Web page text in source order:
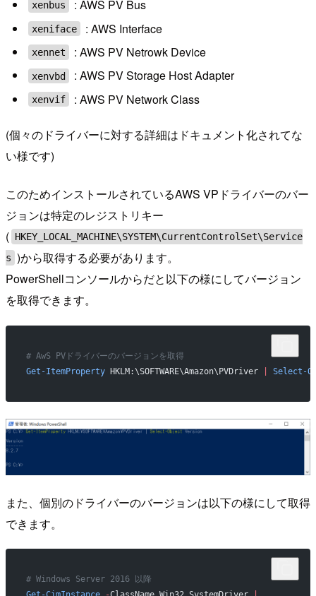
xenbus : AWS PV Bus
xeniface : AWS Interface
xennet : AWS PV Netrowk Device
xenvbd : AWS PV Storage Host Adapter
xenvif : AWS PV Network Class
(個々のドライバーに対する詳細はドキュメント化されてな
い様です)
このためインストールされているAWS VPドライバーのバー
ジョンは特定のレジストリキー
( HKEY_LOCAL_MACHINE\SYSTEM\CurrentControlSet\Service
s )から取得する必要があります。
PowerShellコンソールからだと以下の様にしてバージョン
を取得できます。
# AwS PVドライバーのバージョンを取得
Get-ItemProperty HKLM:\SOFTWARE\Amazon\PVDriver Select-
また、個別のドライバーのバージョンは以下の様にして取得
できます。
# Windows Server 2016 以降